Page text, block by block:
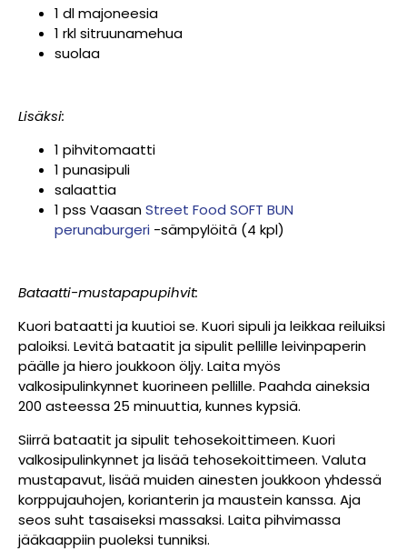
1 dl majoneesia
1 rkl sitruunamehua
suolaa
Lisäksi:
1 pihvitomaatti
1 punasipuli
salaattia
1 pss VaasanStreet Food SOFT BUN
perunaburgeri -sämpylöitä (4 kpl)
Bataatti-mustapapupihvit:
Kuori bataatti ja kuutioi se. Kuori sipuli ja leikkaa reiluiksi
paloiksi. Levitä bataatit ja sipulit pellille leivinpaperin
päälle ja hiero joukkoon öljy. Laita myös
valkosipulinkynnet kuorineen pellille. Paahda aineksia
200 asteessa 25 minuuttia, kunnes kypsiä.
Siirrä bataatit ja sipulit tehosekoittimeen. Kuori
valkosipulinkynnet ja lisää tehosekoittimeen. Valuta
mustapavut, lisää muiden ainesten joukkoon yhdessä
korppujauhojen, korianterin ja maustein kanssa. Aja
seos suht tasaiseksi massaksi. Laita pihvimassa
jääkaappiin puoleksi tunniksi.